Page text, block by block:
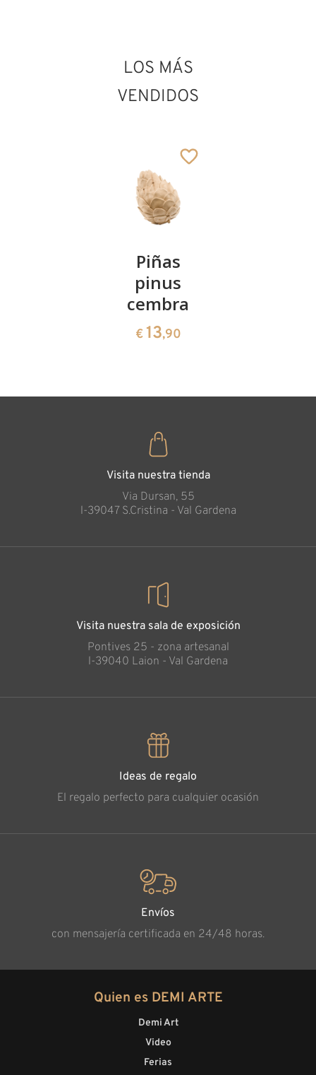
San Cristóbal
Añadido al carrito
LOS MÁS
VENDIDOS
Piñas
pinus
cembra
€ 13,90
Visita nuestra tienda
Via Dursan, 55
l-39047 S.Cristina - Val Gardena
Visita nuestra sala de exposición
Pontives 25 - zona artesanal
l-39040 Laion - Val Gardena
Ideas de regalo
El regalo perfecto para cualquier ocasión
Envíos
con mensajería certificada en 24/48 horas.
Quien es DEMI ARTE
Demi Art
Video
Ferias